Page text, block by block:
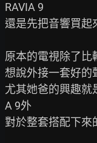
RAVIA 9
還是先把音響買起
原本的電視除了比
想說外接一套好的
尤其她爸的興趣就
A 9外
對於整套搭配下來